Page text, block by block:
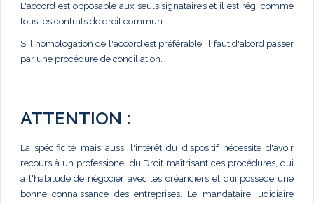
L'accord est opposable aux seuls signataires et il est régi comme
tous les contrats de droit commun.
Si l'homologation de l'accord est préférable, il faut d'abord passer
par une procédure de conciliation.
ATTENTION :
La spécificité mais aussi l'intérêt du dispositif nécessite d'avoir
recours à un professionel du Droit maîtrisant ces procédures, qui
a l'habitude de négocier avec les créanciers et qui possède une
bonne connaissance des entreprises. Le mandataire judiciaire